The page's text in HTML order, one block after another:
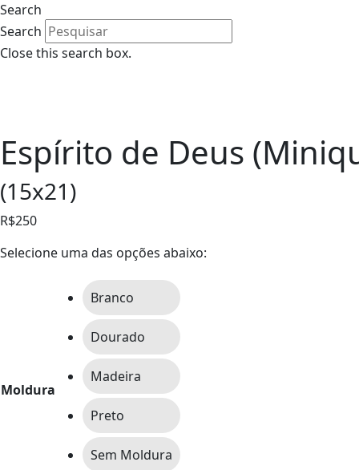
Search
Search
Close this search box.
Espírito de Deus
(15x21)
R$250
Selecione uma das opções abaixo:
Moldura
Branco
Dourado
Madeira
Preto
Sem Moldura